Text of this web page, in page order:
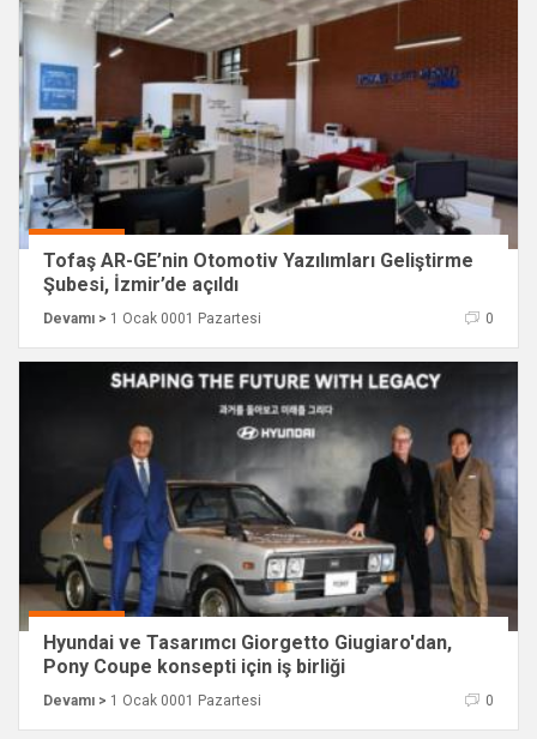
Tofaş AR-GE’nin Otomotiv Yazılımları Geliştirme
Şubesi, İzmir’de açıldı
Devamı > 1 Ocak 0001 Pazartesi 0
Hyundai ve Tasarımcı Giorgetto Giugiaro'dan,
Pony Coupe konsepti için iş birliği
Devamı > 1 Ocak 0001 Pazartesi 0